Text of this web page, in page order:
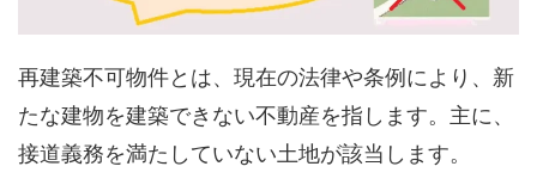
再建築不可物件とは、現在の法律や条例により、新
たな建物を建築できない不動産を指します。主に、
接道義務を満たしていない土地が該当します。